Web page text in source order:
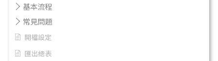
基本流程
常見問題
開檔設定
匯出總表